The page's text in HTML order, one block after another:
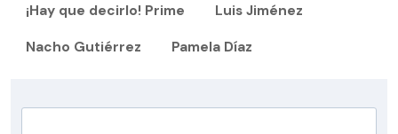
¡Hay que decirlo! Prime Luis Jiménez
Nacho Gutiérrez Pamela Díaz